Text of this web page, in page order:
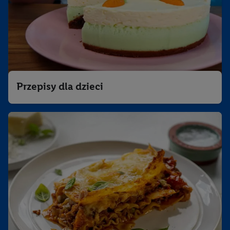
Przepisy dla dzieci
dokładnych danych dotyczących lokalizacji), również przez
różne urządzenia końcowe i usługi Lidl, w tym
przechowywanie lub uzyskiwanie dostępu do informacji na
urządzeniach końcowych w celu tworzenia grup docelowych
(tzw. segmentów). W związku z personalizacją treści
marketingowych, przetwarzanie odbywa się również w celu
pomiaru wydajności/skuteczności reklamy, badania grup
docelowych, opracowywania ofert oraz zapewnienia
bezpieczeństwa technicznego i optymalizacji wyświetlania
konkretnych treści.
Jeśli użytkownik wyrazi zgodę w tym miejscu, a następnie
utworzy konto Lidl Plus lub zaloguje się na istniejące konto
Lidl Plus, możemy również użyć podanego tam adresu e-mail
jako współadministratorzy - wspólnie z jednym z wyżej
wymienionych partnerów w celu utworzenia specjalnego
identyfikatora internetowego (tzw. EUID), który możemy
następnie wykorzystać w podobny sposób jak poniżej opisany